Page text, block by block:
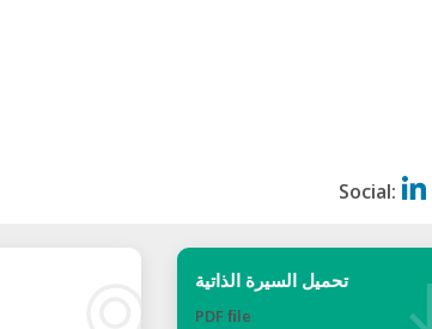
Social:
تحميل السيرة الذاتية
PDF ﬁle